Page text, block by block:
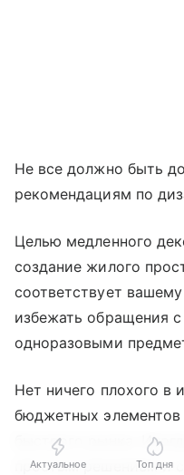
Не все должно быть
рекомендациям по
Целью медленного
создание жилого
соответствует
избежать обращения
одноразовыми
Нет ничего плохого в
бюджетных
быстрого рынка.
простым решением и
Актуальное Топ дня